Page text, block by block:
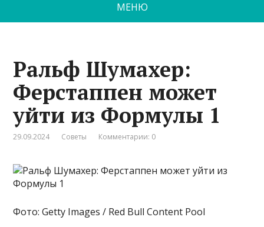
МЕНЮ
Ральф Шумахер:
Ферстаппен может
уйти из Формулы 1
29.09.2024 Советы Комментарии: 0
Фото: Getty Images / Red Bull Content Pool